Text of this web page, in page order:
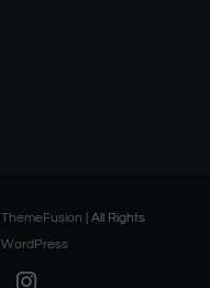
ThemeFusion | All Rights
WordPress